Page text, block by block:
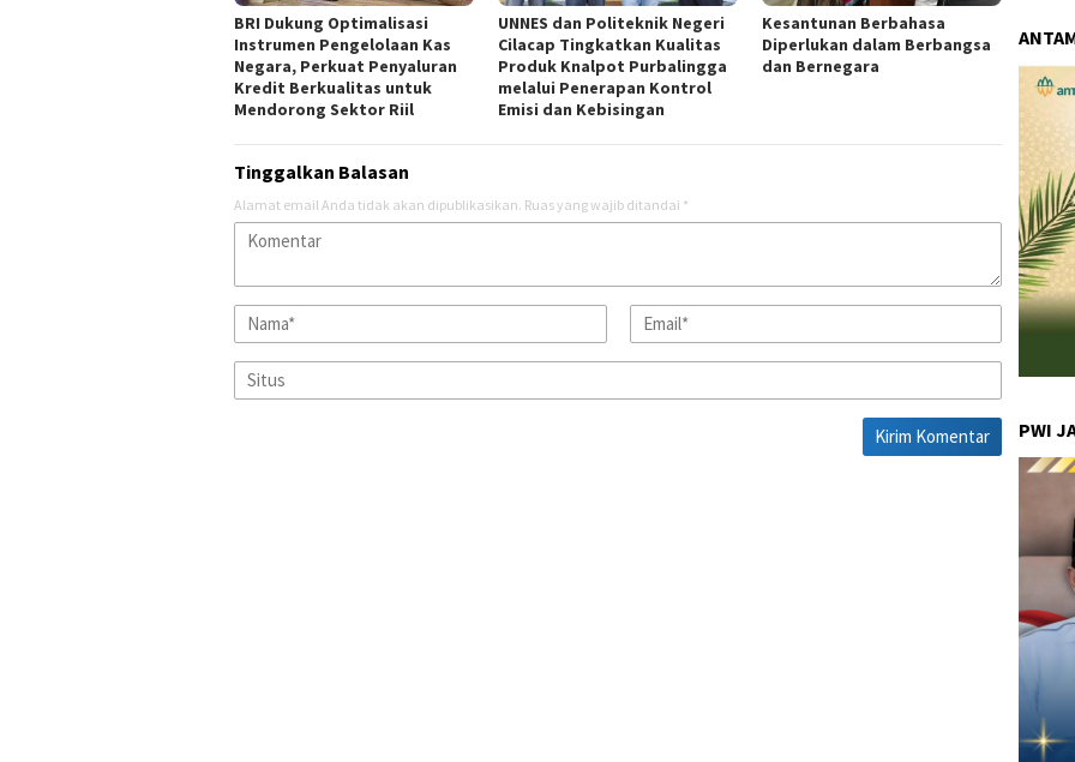
BRI Dukung Optimalisasi
Instrumen Pengelolaan Kas
Negara, Perkuat Penyaluran
Kredit Berkualitas untuk
Mendorong Sektor Riil
UNNES dan Politeknik Negeri
Cilacap Tingkatkan Kualitas
Produk Knalpot Purbalingga
melalui Penerapan Kontrol
Emisi dan Kebisingan
Kesantunan Berbahasa
Diperlukan dalam Berbangsa
dan Bernegara
Tinggalkan Balasan
Alamat email Anda tidak akan dipublikasikan. Ruas yang wajib ditandai *
PWI